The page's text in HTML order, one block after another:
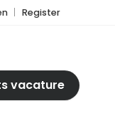
Register
vacature